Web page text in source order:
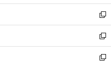
開
く
ウ
で
開
く
ン
ド
ウ
で
開
く
ウ
ィ
ン
ド
ウ
で
し
い
ウ
ィ
ン
ド
新
し
い
ウ
ィ
新
し
い
新